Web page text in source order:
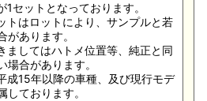
1セットとなっております。
トはロットにより、サンプルと若
があります。
ましてはハトメ位置等、純正と同
場合があります。
成15年以降の車種、及び現行モデ
しております。